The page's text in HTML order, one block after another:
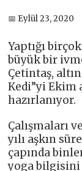
📅 Eylül 23, 2020
Yaptığı
büyük bir
Çetintaş,
Kedi”yi Ekim
hazırlanıyor.
Çalışmaları
yılı aşkın
çapında
yoga bilgisini